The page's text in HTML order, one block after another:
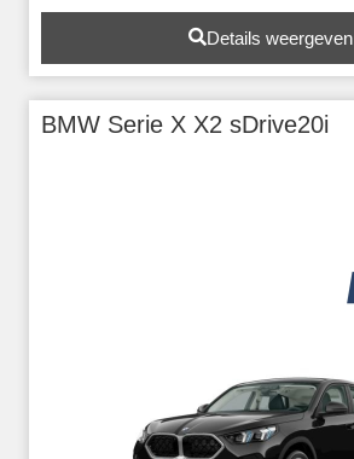
Details weergeven
BMW Serie X X2 sDrive20i